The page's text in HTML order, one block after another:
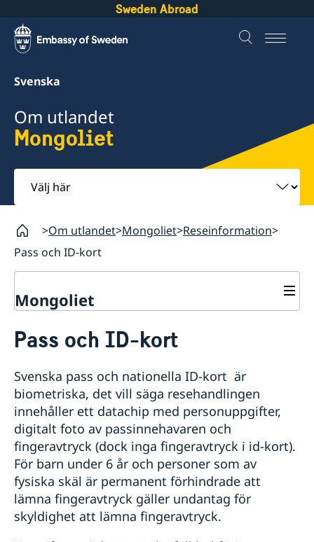
Sweden Abroad
Svenska
Om utlandet
Mongoliet
Välj
här
Om utlandet Mongoliet Reseinformation
Pass och ID-kort
Mongoliet
Hjälp till svenskar i Mongoliet
Pass utomlands
Legaliseringar
Hjälp kring medborgarskap
Akut hjälp
Ambassadens reseinformation
Aktuella händelser
Allmänna säkerhetsläget
Terrorism
Naturförhållanden och katastrofer
In- och utresebestämmelser
Hälso- och sjukvård
Lokala lagar och sedvänjor
Trafiksäkerhet
Kriser och katastrofer
Evakuering vid kriser och katastrofer
Lagen om konsulära katastrofinsatser
UD och ambassadernas krisberedskap
Försäkringsskydd
Övriga upplysningar
Pass och ID-kort
Svenska pass och nationella ID-kort är
biometriska, det vill säga resehandlingen
innehåller ett datachip med personuppgifter,
digitalt foto av passinnehavaren och
fingeravtryck (dock inga fingeravtryck i id-kort).
För barn under 6 år och personer som av
fysiska skäl är permanent förhindrade att
lämna fingeravtryck gäller undantag för
skyldighet att lämna fingeravtryck.